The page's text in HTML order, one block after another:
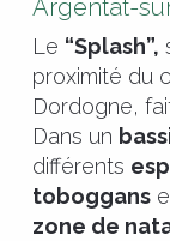
Argentat-
Le “Splash”,
proximité du
Dordogne,
Dans un
différents
toboggans
zone de